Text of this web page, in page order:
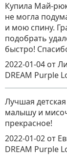
Купила Май-
не могла
и мою спину.
подобрать
быстро!
2022-01-04 от
DREAM Purple
Лучшая
малышу и
прекрасное!
2022-01-02 от
DREAM Purple